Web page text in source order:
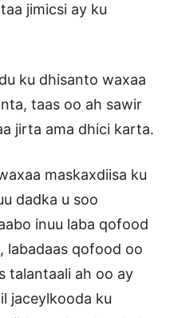
jimicsi ay ku
ku dhisanto waxaa
taas oo ah sawir
jirta ama dhici karta.
maskaxdiisa ku
dadka u soo
inuu laba qofood
labadaas qofood oo
talantaali ah oo ay
jaceylkooda ku